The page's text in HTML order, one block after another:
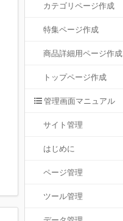
カテゴリページ作成
特集ページ作成
商品詳細用ページ作成
トップページ作成
管理画面マニュアル
サイト管理
はじめに
ページ管理
ツール管理